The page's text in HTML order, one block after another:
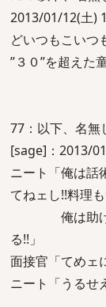
2013/01/12(土)
どいつもこい
”３０”を超えた
77：以下、名無
[sage]：2013/
ニート「俺は話
てねェし!!料理
俺は助けて
る!!」
面接官「てめェ
ニート「うるせ